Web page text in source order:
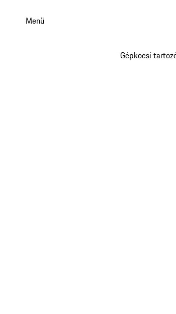
Menü
Gépkocsi